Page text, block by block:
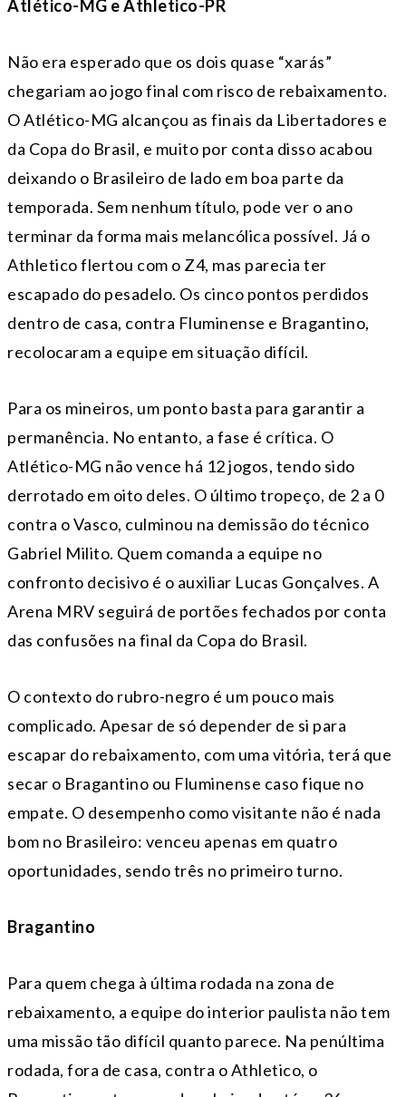
Atlético-MG e Athletico-PR
Não era esperado que os dois quase “xarás”
chegariam ao jogo final com risco de rebaixamento.
O Atlético-MG alcançou as finais da Libertadores e
da Copa do Brasil, e muito por conta disso acabou
deixando o Brasileiro de lado em boa parte da
temporada. Sem nenhum título, pode ver o ano
terminar da forma mais melancólica possível. Já o
Athletico flertou com o Z4, mas parecia ter
escapado do pesadelo. Os cinco pontos perdidos
dentro de casa, contra Fluminense e Bragantino,
recolocaram a equipe em situação difícil.
Para os mineiros, um ponto basta para garantir a
permanência. No entanto, a fase é crítica. O
Atlético-MG não vence há 12 jogos, tendo sido
derrotado em oito deles. O último tropeço, de 2 a 0
contra o Vasco, culminou na demissão do técnico
Gabriel Milito. Quem comanda a equipe no
confronto decisivo é o auxiliar Lucas Gonçalves. A
Arena MRV seguirá de portões fechados por conta
das confusões na final da Copa do Brasil.
O contexto do rubro-negro é um pouco mais
complicado. Apesar de só depender de si para
escapar do rebaixamento, com uma vitória, terá que
secar o Bragantino ou Fluminense caso fique no
empate. O desempenho como visitante não é nada
bom no Brasileiro: venceu apenas em quatro
oportunidades, sendo três no primeiro turno.
Bragantino
Para quem chega à última rodada na zona de
rebaixamento, a equipe do interior paulista não tem
uma missão tão difícil quanto parece. Na penúltima
rodada, fora de casa, contra o Athletico, o